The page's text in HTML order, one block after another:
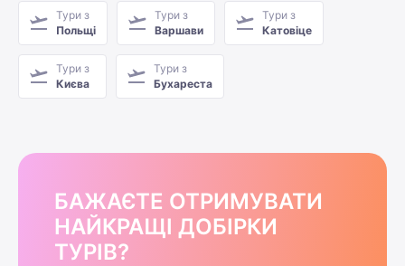
Тури з
Польщі
Тури з
Варшави
Тури з
Катовіце
Тури з
Києва
Тури з
Бухареста
БАЖАЄТЕ ОТРИМУВАТИ
НАЙКРАЩІ ДОБІРКИ
ТУРІВ?